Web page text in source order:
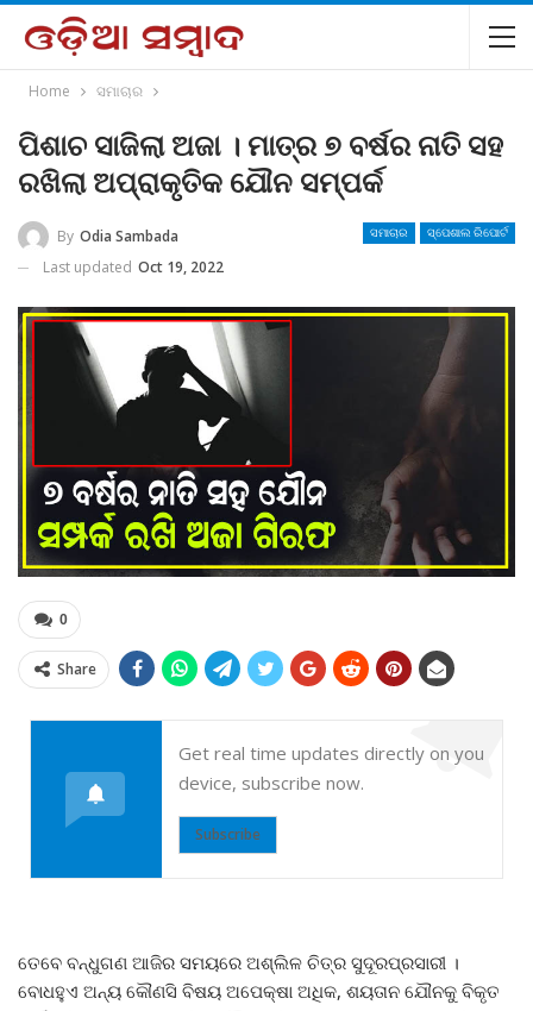
Home ସମାଚାର
ପିଶାଚ ସାଜିଲା ଅଜା । ମାତ୍ର ୭ ବର୍ଷର ନାତି ସହ
ରଖିଲା ଅପ୍ରାକୃତିକ ଯୌନ ସମ୍ପର୍କ
ସମାଚାର ସ୍ପେଶାଲ ରିପୋର୍ଟ
By Odia Sambada
Last updated Oct 19, 2022
0
Share
Get real time updates directly on you
device, subscribe now.
Subscribe
ତେବେ ବନ୍ଧୁଗଣ ଆଜିର ସମୟରେ ଅଶ୍ଲିଳ ଚିତ୍ର ସୁଦୂରପ୍ରସାରୀ ।
ବୋଧହୁଏ ଅନ୍ୟ କୌଣସି ବିଷୟ ଅପେକ୍ଷା ଅଧିକ, ଶୟତାନ ଯୌନକୁ ବିକୃତ